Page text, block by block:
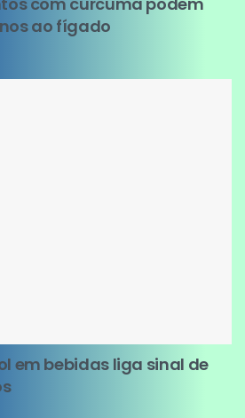
ao fígado
em bebidas liga sinal de